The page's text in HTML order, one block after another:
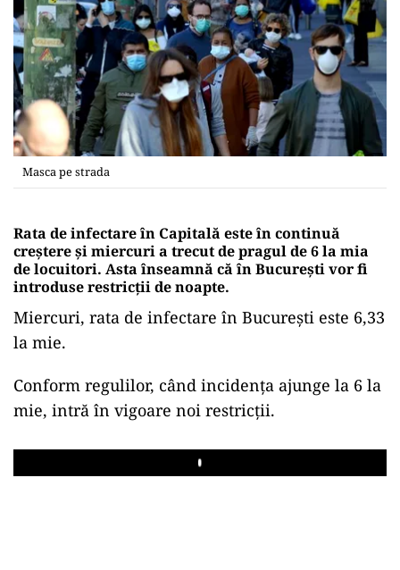
Masca pe strada
Rata de infectare în Capitală este în continuă
creștere și miercuri a trecut de pragul de 6 la mia
de locuitori. Asta înseamnă că în București vor fi
introduse restricții de noapte.
Miercuri, rata de infectare în București este 6,33
la mie.
Conform regulilor, când incidența ajunge la 6 la
mie, intră în vigoare noi restricții.
Play